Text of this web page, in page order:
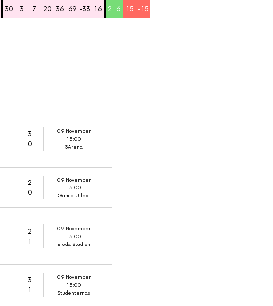
30 3 7 20 36 69 -33 16 2 6 15 -15
3
0
09 November
15:00
3Arena
2
0
09 November
15:00
Gamla Ullevi
2
1
09 November
15:00
Eleda Stadion
3
1
09 November
15:00
Studenternas